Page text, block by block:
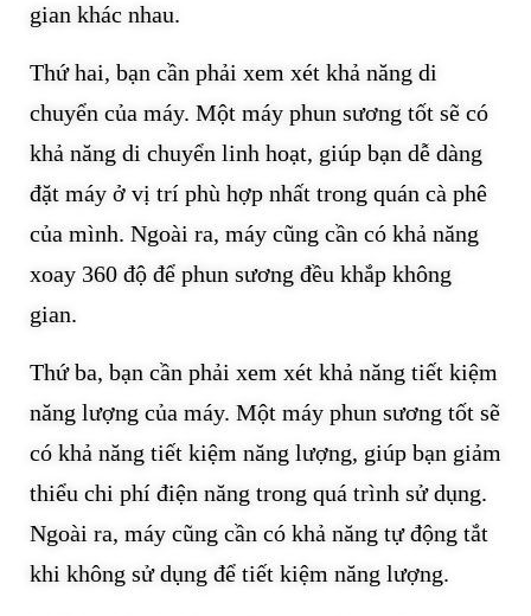
gian khác nhau.
Thứ hai, bạn cần phải xem xét khả năng di
chuyển của máy. Một máy phun sương tốt sẽ có
khả năng di chuyển linh hoạt, giúp bạn dễ dàng
đặt máy ở vị trí phù hợp nhất trong quán cà phê
của mình. Ngoài ra, máy cũng cần có khả năng
xoay 360 độ để phun sương đều khắp không
gian.
Thứ ba, bạn cần phải xem xét khả năng tiết kiệm
năng lượng của máy. Một máy phun sương tốt sẽ
có khả năng tiết kiệm năng lượng, giúp bạn giảm
thiểu chi phí điện năng trong quá trình sử dụng.
Ngoài ra, máy cũng cần có khả năng tự động tắt
khi không sử dụng để tiết kiệm năng lượng.